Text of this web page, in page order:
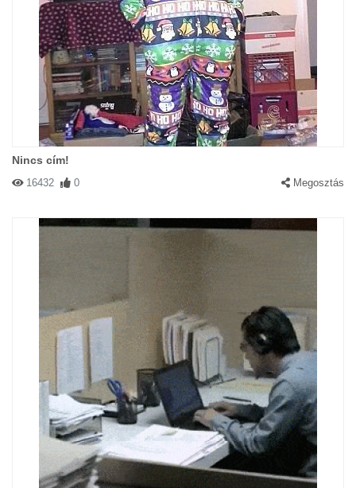
Nincs cím!
16432 0 Megosztás